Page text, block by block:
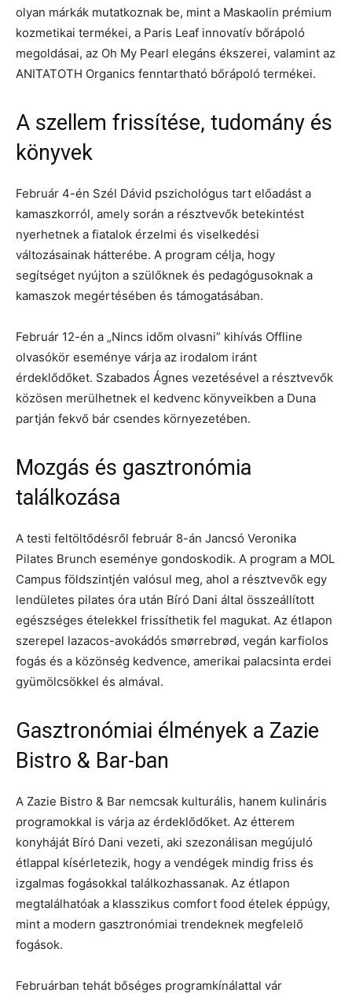
olyan márkák mutatkoznak be, mint a Maskaolin prémium
kozmetikai termékei, a Paris Leaf innovatív bőrápoló
megoldásai, az Oh My Pearl elegáns ékszerei, valamint az
ANITATOTH Organics fenntartható bőrápoló termékei.
A szellem frissítése, tudomány és
könyvek
Február 4-én Szél Dávid pszichológus tart előadást a
kamaszkorról, amely során a résztvevők betekintést
nyerhetnek a fiatalok érzelmi és viselkedési
változásainak hátterébe. A program célja, hogy
segítséget nyújton a szülőknek és pedagógusoknak a
kamaszok megértésében és támogatásában.
Február 12-én a „Nincs időm olvasni” kihívás Offline
olvasókör eseménye várja az irodalom iránt
érdeklődőket. Szabados Ágnes vezetésével a résztvevők
közösen merülhetnek el kedvenc könyveikben a Duna
partján fekvő bár csendes környezetében.
Mozgás és gasztronómia
találkozása
A testi feltöltődésről február 8-án Jancsó Veronika
Pilates Brunch eseménye gondoskodik. A program a MOL
Campus földszintjén valósul meg, ahol a résztvevők egy
lendületes pilates óra után Bíró Dani által összeállított
egészséges ételekkel frissíthetik fel magukat. Az étlapon
szerepel lazacos-avokádós smørrebrød, vegán karfiolos
fogás és a közönség kedvence, amerikai palacsinta erdei
gyümölcsökkel és almával.
Gasztronómiai élmények a Zazie
Bistro & Bar-ban
A Zazie Bistro & Bar nemcsak kulturális, hanem kulináris
programokkal is várja az érdeklődőket. Az étterem
konyháját Bíró Dani vezeti, aki szezonálisan megújuló
étlappal kísérletezik, hogy a vendégek mindig friss és
izgalmas fogásokkal találkozhassanak. Az étlapon
megtalálhatóak a klasszikus comfort food ételek éppúgy,
mint a modern gasztronómiai trendeknek megfelelő
fogások.
Februárban tehát bőséges programkínálattal vár